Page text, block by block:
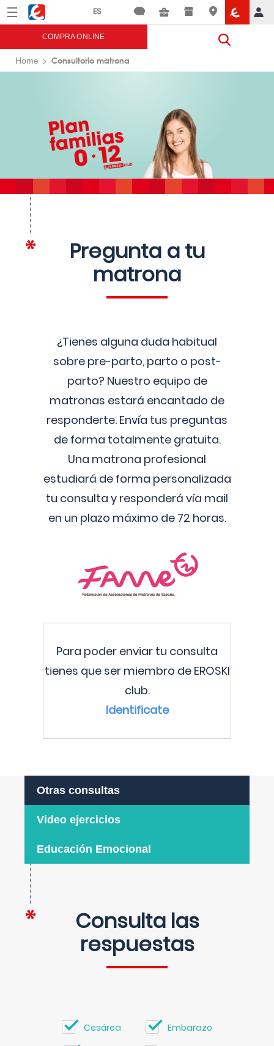
Menú Eroski
COMPRA ONLINE
Home Consultorio matrona
Pregunta a tu
matrona
¿Tienes alguna duda habitual
sobre pre-parto, parto o post-
parto? Nuestro equipo de
matronas estará encantado de
responderte. Envía tus preguntas
de forma totalmente gratuita.
Una matrona profesional
estudiará de forma personalizada
tu consulta y responderá vía mail
en un plazo máximo de 72 horas.
Para poder enviar tu consulta
tienes que ser miembro de EROSKI
club.
Identificate
Otras consultas
Video ejercicios
Educación Emocional
Consulta las
respuestas
Cesárea Embarazo